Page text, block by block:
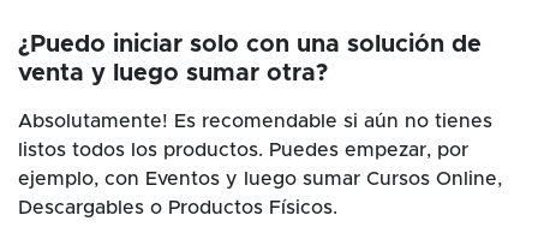
¿Puedo iniciar solo con una solución de
venta y luego sumar otra?
Absolutamente! Es recomendable si aún no tienes
listos todos los productos. Puedes empezar, por
ejemplo, con Eventos y luego sumar Cursos Online,
Descargables o Productos Físicos.